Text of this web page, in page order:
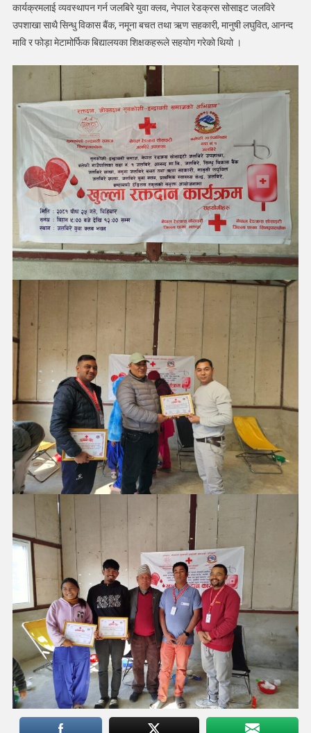
कार्यक्रमलाई व्यवस्थापन गर्न जलबिरे युवा क्लव, नेपाल रेडक्रस सोसाइट जलविरे
उपशाखा साथै सिन्धु विकास बैंक, नमूना बचत तथा ऋण सहकारी, मानुषी लघुवित, आनन्द
मावि र फोड़ा मेटामोर्फिक बिद्यालयका शिक्षकहरूले सहयोग गरेको थियो ।